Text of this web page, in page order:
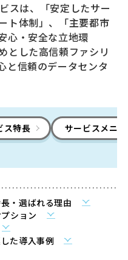
スは、「安定したサー
ト体制」、「主要都市
心・安全な立地環
とした高信頼ファシリ
と信頼のデータセンタ
ス特長 サービスメニ
・選ばれる理由
ション
た導入事例